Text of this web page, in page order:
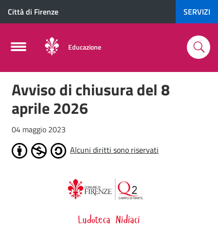
Città di Firenze SERVIZI
Educazione
Avviso di chiusura del 8
aprile 2026
04 maggio 2023
Alcuni diritti sono riservati